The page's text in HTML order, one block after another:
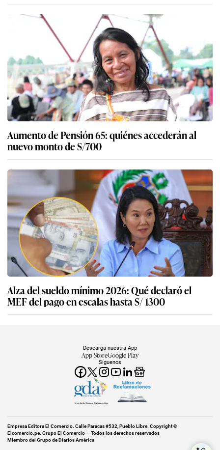
Aumento de Pensión 65: quiénes accederán al
nuevo monto de S/700
Alza del sueldo mínimo 2026: Qué declaró el
MEF del pago en escalas hasta S/ 1300
Síguenos
Descarga nuestra App
App StoreGoogle Play
Miembro del Grupo de Diarios América
Empresa Editora El Comercio. Calle Paracas #532, Pueblo Libre. Copyright ©
Elcomercio.pe. Grupo El Comercio — Todos los derechos reservados
Miembro del Grupo de Diarios América